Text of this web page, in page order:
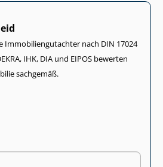
Im­mo­bi­li­en­gut­ach­ter nach DIN 17024
IHK, DIA und EIPOS bewerten
sachgemäß.